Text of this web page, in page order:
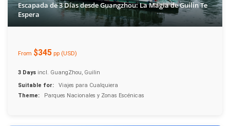
Escapada de 3 Días desde Guangzhou: La Magia de Guilin Te
Espera
From $345 pp (USD)
3 Days incl. GuangZhou, Guilin
Suitable for:
Viajes para Cualquiera
Theme:
Parques Nacionales y Zonas Escénicas